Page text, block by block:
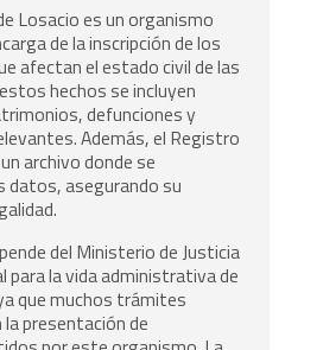
Losacio es un organismo
de la inscripción de los
afectan el estado civil de las
hechos se incluyen
defunciones y
Además, el Registro
archivo donde se
datos, asegurando su
del Ministerio de Justicia
para la vida administrativa de
que muchos trámites
presentación de